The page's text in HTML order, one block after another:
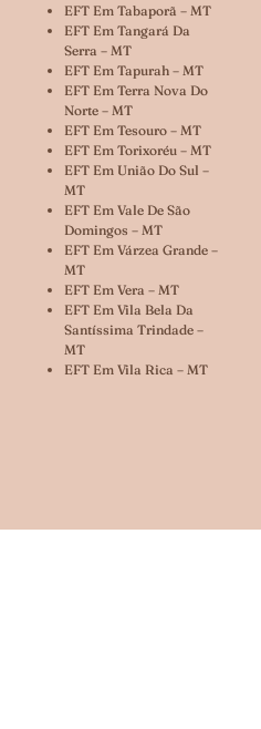
EFT Em Tabaporã – MT
EFT Em Tangará Da
Serra – MT
EFT Em Tapurah – MT
EFT Em Terra Nova Do
Norte – MT
EFT Em Tesouro – MT
EFT Em Torixoréu – MT
EFT Em União Do Sul –
MT
EFT Em Vale De São
Domingos – MT
EFT Em Várzea Grande –
MT
EFT Em Vera – MT
EFT Em Vila Bela Da
Santíssima Trindade –
MT
EFT Em Vila Rica – MT